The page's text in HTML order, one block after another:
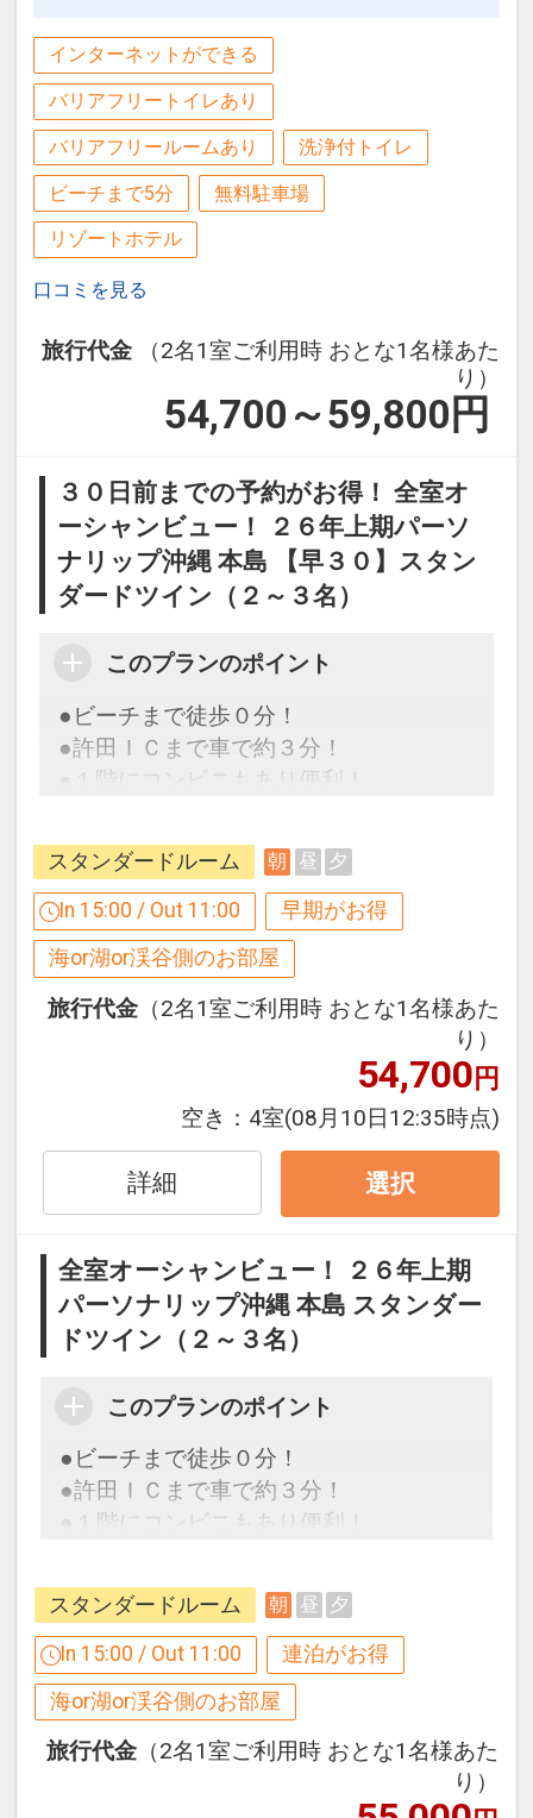
インターネットコース番号：DP-2-
200000045429
・蓋付きオムツ用ゴミ箱
※上記アメニティのお手配をご希望のお
客様は、事前にホテルまでご連絡くださ
い。TEL：0980-41-2222
＜ 注意事項 ＞
・全室「禁煙」「ガーデンビュー」とな
ります。
・添い寝扱いは6歳以下（未就学）とな
・1室3名様以上ご利用の場合は、エキス
※パームコテージのみ3台目はソファベ
・満室になり次第プラン終了となりま
す。
設定期間：2021年12月28日～2027年5
月31日
インターネットコース番号：DP-2-
200000006266
インターネットができる
バリアフリートイレあり
バリアフリールームあり 洗浄付トイレ
ビーチまで5分 無料駐車場
リゾートホテル
口コミを見る
旅行代金
（2名1室ご利用時 おとな1名様あた
り）
54,700～59,800 円
３０日前までの予約がお得！ 全室オ
ーシャンビュー！ ２６年上期パーソ
ナリップ沖縄 本島 【早３０】スタン
ダードツイン（２～３名）
このプランのポイント
●ビーチまで徒歩０分！
●許田ＩＣまで車で約３分！
●１階にコンビニもあり便利！
早めのお申し込みがお得！【早３０】
早期予約限定！３０日前までのご予約が
お得です！
※本プランは３０日前までの予約受付で
す。２９日前以降の人数変更、おとな・
設定期間：2026年4月1日～2026年11月
インターネットコース番号：DP-1-
17314863
スタンダードルーム 朝 昼 夕
In 15:00 / Out 11:00
早期がお得
海or湖or渓谷側のお部屋
旅行代金 （2名1室ご利用時 おとな1名様あた
り）
54,700円
空き： 4室(08月10日12:35時点)
詳細 選択
全室オーシャンビュー！ ２６年上期
パーソナリップ沖縄 本島 スタンダー
ドツイン（２～３名）
このプランのポイント
●ビーチまで徒歩０分！
●許田ＩＣまで車で約３分！
●１階にコンビニもあり便利！
【連泊するとお得】連泊割引がございま
す
連泊の場合、
２泊目より１泊につきおひとり様
円引
※割引適用後のご旅行代金は、カレンダ
スタンダードルーム 朝 昼 夕
In 15:00 / Out 11:00
連泊がお得
海or湖or渓谷側のお部屋
旅行代金 （2名1室ご利用時 おとな1名様あた
り）